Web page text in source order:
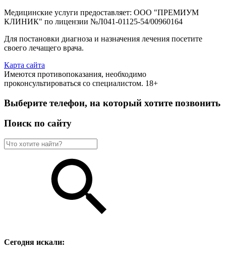
Медицинские услуги предоставляет: ООО "ПРЕМИУМ
КЛИНИК" по лицензии №Л041-01125-54/00960164
Для постановки диагноза и назначения лечения посетите
своего лечащего врача.
Карта сайта
Имеются противопоказания, необходимо
проконсультироваться со специалистом. 18+
Выберите телефон, на который хотите позвонить
Поиск по сайту
Сегодня искали: